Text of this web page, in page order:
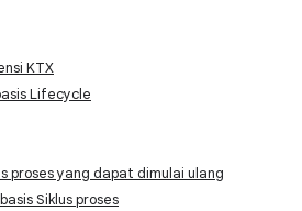
KTX
Lifecycle
proses yang dapat dimulai ulang
Siklus proses